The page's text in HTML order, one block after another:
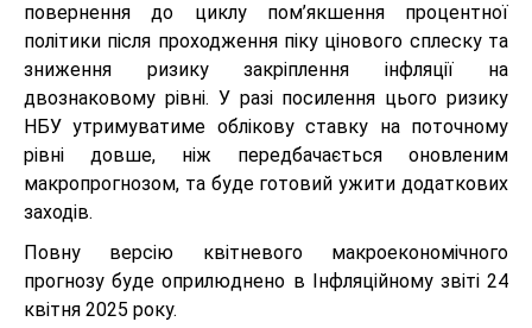
повернення до циклу пом’якшення процентної
політики після проходження піку цінового сплеску та
зниження ризику закріплення інфляції на
двознаковому рівні. У разі посилення цього ризику
НБУ утримуватиме облікову ставку на поточному
рівні довше, ніж передбачається оновленим
макропрогнозом, та буде готовий ужити додаткових
заходів.
Повну версію квітневого макроекономічного
прогнозу буде оприлюднено в Інфляційному звіті 24
квітня 2025 року.